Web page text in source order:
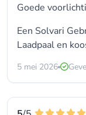
Goede
Een Solvari
Laadpaal en
5 mei 2026